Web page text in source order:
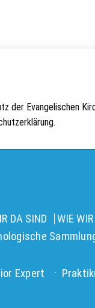
der Evangelischen
DA SIND
WIE
Expert